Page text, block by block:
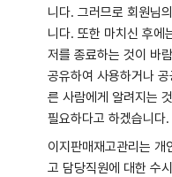
니다. 그러므로 회원님
니다. 또한 마치신 후
저를 종료하는 것이 바
공유하여 사용하거나
른 사람에게 알려지는
필요하다고 하겠습니다.
이지판매재고관리는 개
고 담당직원에 대한 수